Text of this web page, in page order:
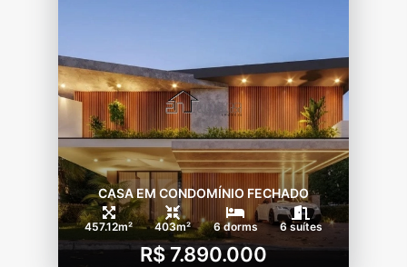
CASA EM CONDOMÍNIO FECHADO
457.12m² 403m² 6 dorms 6 suítes
R$ 7.890.000